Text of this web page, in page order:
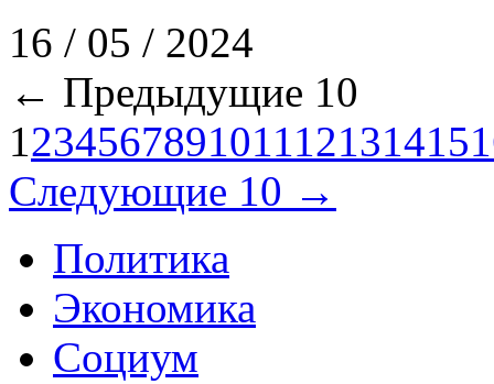
16 / 05 / 2024
← Предыдущие 10
123456789101112131415
Следующие 10 →
Политика
Экономика
Социум